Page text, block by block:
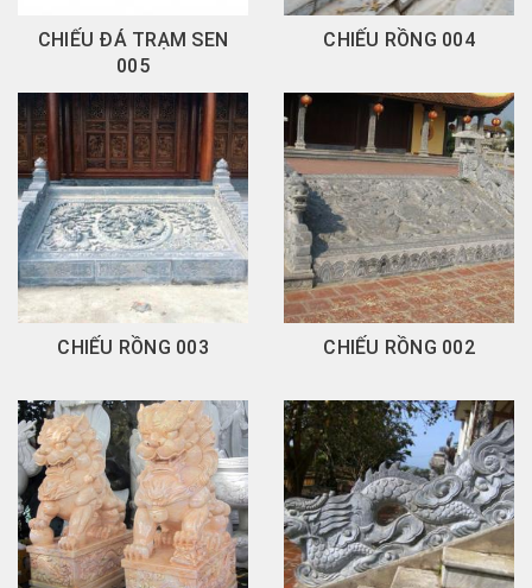
CHIẾU ĐÁ TRẠM SEN
005
CHIẾU RỒNG 004
CHIẾU RỒNG 003 CHIẾU RỒNG 002